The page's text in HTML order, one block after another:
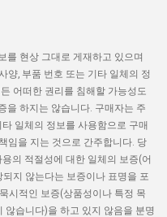
를 현상 그대로 게재하고 있으며
양, 부품 번호 또는 기타 일체의 정
어떠한 권리를 침해할 가능성도
을 하지는 않습니다. 구매자는 주
일체의 정보를 사용함으로 구매
임을 지는 것으로 간주합니다. 당
의 적절성에 대한 일체의 보증(어
지 않는다는 보증이나 표명을 포
시적인 보증(상품성이나 특정 목
않습니다)을 하고 있지 않음을 분명